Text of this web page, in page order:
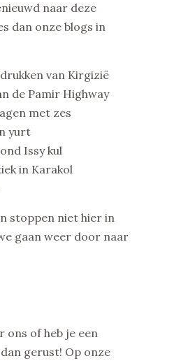
naar deze
dan onze blogs in
van Kirgizië
de Pamir Highway
met zes
yurt
Issy kul
in Karakol
stoppen niet hier in
gaan weer door naar
ons of heb je een
gerust! Op onze